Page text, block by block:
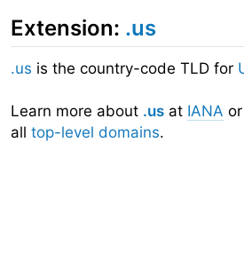
Extension: .us
.us is the country-code TLD for
Learn more about .us at IANA or
all top-level domains.